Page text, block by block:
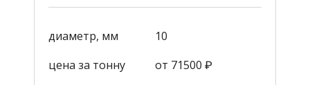
диаметр, мм
10
цена за тонну
от 71500 ₽